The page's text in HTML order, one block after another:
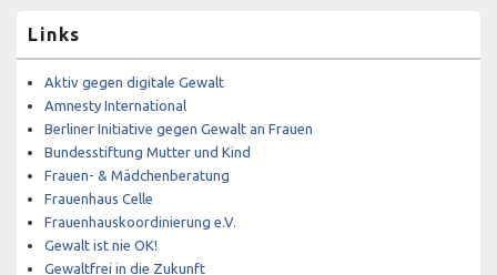
Links
Aktiv gegen digitale Gewalt
Amnesty International
Berliner Initiative gegen Gewalt an Frauen
Bundesstiftung Mutter und Kind
Frauen- & Mädchenberatung
Frauenhaus Celle
Frauenhauskoordinierung e.V.
Gewalt ist nie OK!
Gewaltfrei in die Zukunft